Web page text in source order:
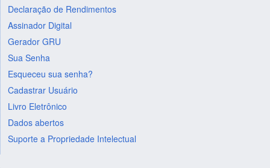
Declaração de Rendimentos
Assinador Digital
Gerador GRU
Sua Senha
Esqueceu sua senha?
Cadastrar Usuário
Livro Eletrônico
Dados abertos
Suporte a Propriedade Intelectual